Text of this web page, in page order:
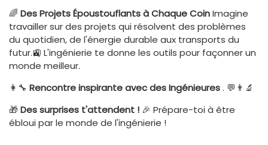
🌈 Des Projets Époustouflants à Chaque CoinImagine
travailler sur des projets qui résolvent des problèmes
du quotidien, de l'énergie durable aux transports du
futur.🚉 L'ingénierie te donne les outils pour façonner un
monde meilleur.
👩‍🔧 Rencontre inspirante avec des Ingénieures. 💬👨‍🔬
🎁 Des surprises t'attendent ! 🎉 Prépare-toi à être
ébloui par le monde de l'ingénierie !